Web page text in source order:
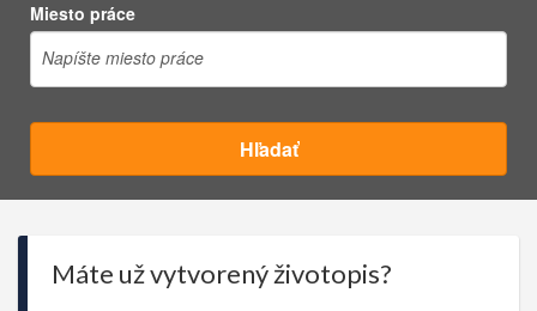
Miesto práce
Hľadať
Máte už vytvorený životopis?